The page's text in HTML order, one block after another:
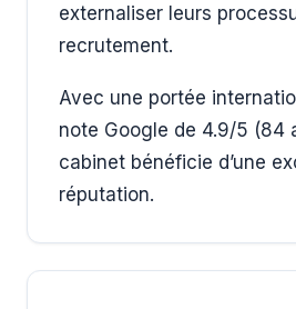
externaliser leurs
recrutement.
Avec une portée
note Google de 4.9/5 (84
cabinet bénéficie d’une
réputation.